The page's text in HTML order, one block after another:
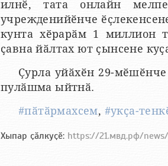
илнӗ, тата онлайн
учрежденийӗнче
кунта хӗрарӑм 1 миллион
ҫавна йӑлтах ют ҫынсене
Ҫурла уйӑхӗн 29-
пулӑшма ыйтнӑ.
#пӑтӑрмахсем, #укҫа-
Хыпар ҫӑлкуҫӗ: https://21.мвд.рф/